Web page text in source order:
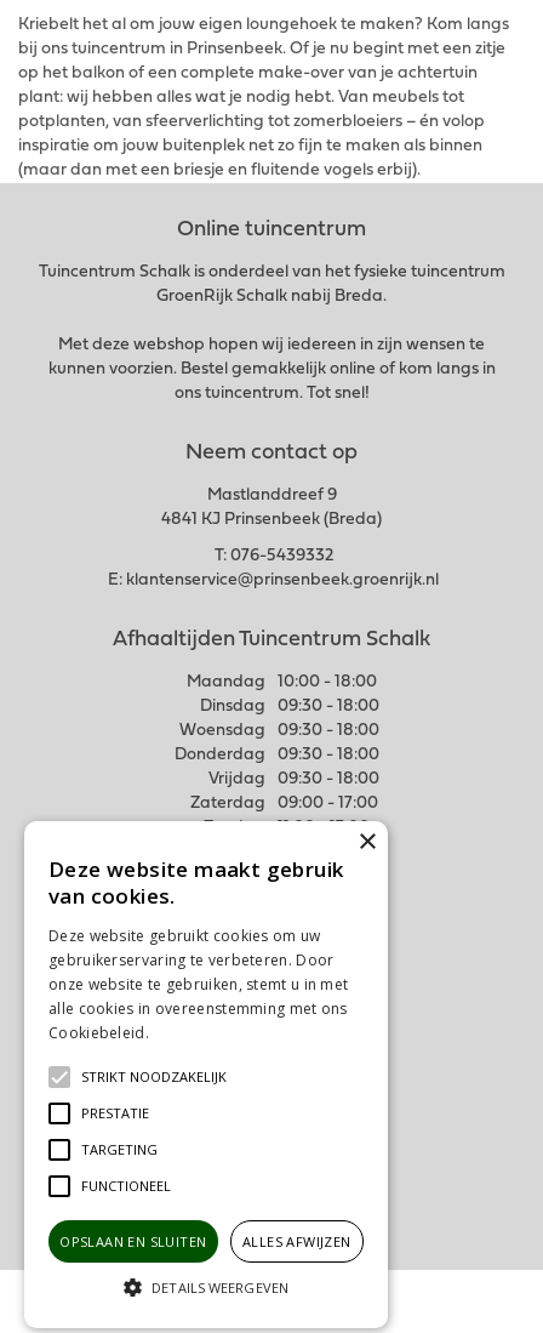
Kriebelt het al om jouw eigen loungehoek te maken? Kom langs
bij ons tuincentrum in Prinsenbeek. Of je nu begint met een zitje
op het balkon of een complete make-over van je achtertuin
plant: wij hebben alles wat je nodig hebt. Van meubels tot
potplanten, van sfeerverlichting tot zomerbloeiers – én volop
inspiratie om jouw buitenplek net zo fijn te maken als binnen
(maar dan met een briesje en fluitende vogels erbij).
Online tuincentrum
Tuincentrum Schalk is onderdeel van het fysieke tuincentrum
GroenRijk Schalk nabij Breda.
Met deze webshop hopen wij iedereen in zijn wensen te
kunnen voorzien. Bestel gemakkelijk online of kom langs in
ons tuincentrum. Tot snel!
Neem contact op
Mastlanddreef 9
4841 KJ Prinsenbeek (Breda)
T: 076-5439332
E: klantenservice@prinsenbeek.groenrijk.nl
Afhaaltijden Tuincentrum Schalk
Maandag
10:00 - 18:00
Dinsdag
09:30 - 18:00
Woensdag
09:30 - 18:00
Donderdag
09:30 - 18:00
Vrijdag
09:30 - 18:00
Zaterdag
09:00 - 17:00
Meer weten
Algemene voorwaarden
Privacy Statement
Disclaimer
© Tuincentrum Schalk
×
Deze website maakt gebruik
van cookies.
Deze website gebruikt cookies om uw
gebruikerservaring te verbeteren. Door
onze website te gebruiken, stemt u in met
alle cookies in overeenstemming met ons
Cookiebeleid.
STRIKT NOODZAKELIJK
PRESTATIE
TARGETING
FUNCTIONEEL
OPSLAAN EN SLUITEN ALLES AFWIJZEN
DETAILS WEERGEVEN